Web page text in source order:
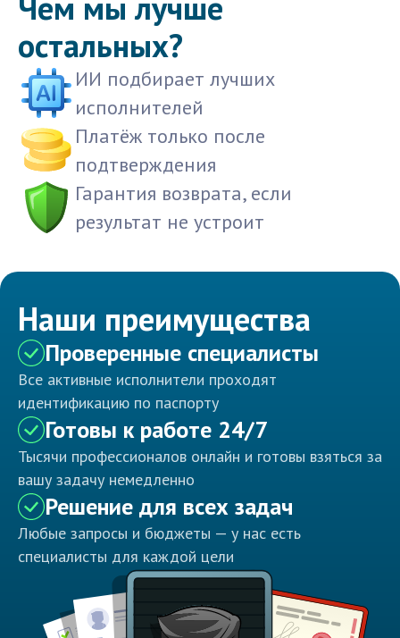
остальных?
ИИ подбирает лучших
исполнителей
Платёж только после
подтверждения
Гарантия возврата, если
результат не устроит
Наши преимущества
Проверенные специалисты
Все активные исполнители проходят
идентификацию по паспорту
Готовы к работе 24/7
Тысячи профессионалов онлайн и готовы взяться за
вашу задачу немедленно
Решение для всех задач
Любые запросы и бюджеты — у нас есть
специалисты для каждой цели